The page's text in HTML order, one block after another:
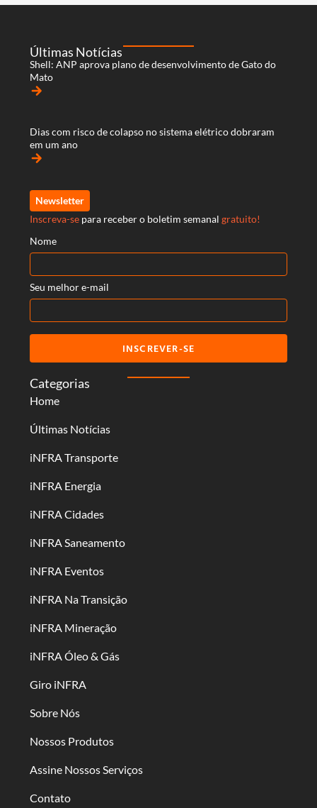
Categorias
Home
Últimas Notícias
iNFRA Transporte
iNFRA Energia
iNFRA Cidades
iNFRA Saneamento
iNFRA Eventos
iNFRA Na Transição
iNFRA Mineração
iNFRA Óleo & Gás
Giro iNFRA
Sobre Nós
Nossos Produtos
Assine Nossos Serviços
Contato
Últimas Notícias
Shell: ANP aprova plano de desenvolvimento de Gato do
Mato
arrow_forward
Dias com risco de colapso no sistema elétrico dobraram
em um ano
arrow_forward
Newsletter
Inscreva-se para receber o boletim semanal gratuito!
Nome
Seu melhor e-mail
INSCREVER-SE